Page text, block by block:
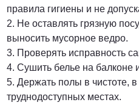
правила гигиены и не
2. Не оставлять грязную
выносить мусорное ведро.
3. Проверять исправность
4. Сушить белье на балконе
5. Держать полы в чистоте,
труднодоступных местах.